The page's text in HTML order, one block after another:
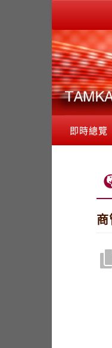
即時總覽